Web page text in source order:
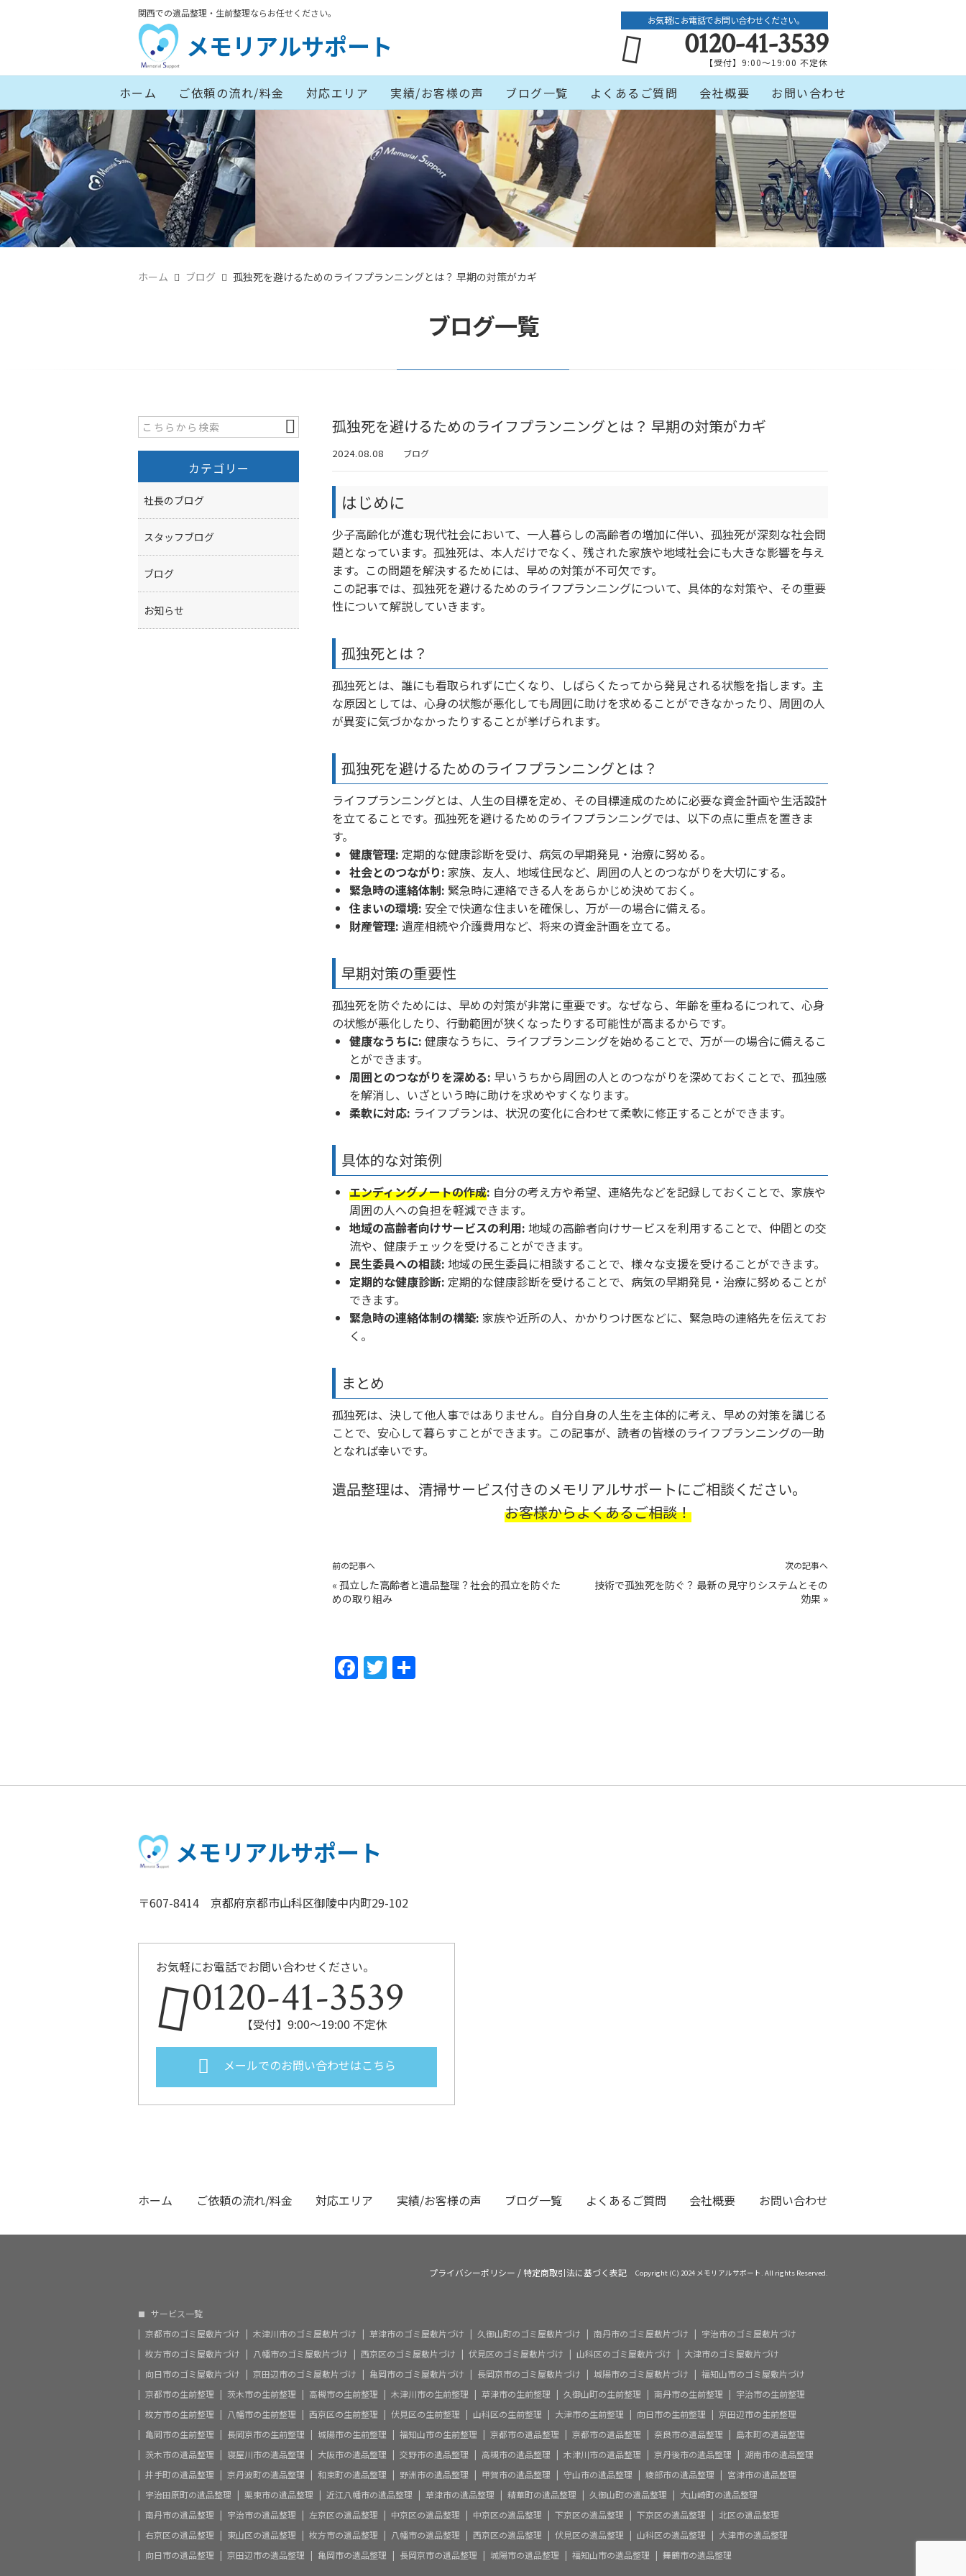
関西での遺品整理・生前整理ならお任せください。
メモリアルサポート
お気軽にお電話でお問い合わせください。
0120-41-3539
【受付】9:00～19:00 不定休
ホーム ご依頼の流れ/料金 対応エリア 実績/お客様の声 ブログ一覧 よくあるご質問 会社概要 お問い合わせ
ホーム ブログ 孤独死を避けるためのライフプランニングとは？ 早期の対策がカギ
ブログ一覧
孤独死を避けるためのライフプランニングとは？ 早期の対策がカギ
2024.08.08 ブログ
はじめに
少子高齢化が進む現代社会において、一人暮らしの高齢者の増加に伴い、孤独死が深刻な社会問
題となっています。孤独死は、本人だけでなく、残された家族や地域社会にも大きな影響を与え
ます。この問題を解決するためには、早めの対策が不可欠です。
この記事では、孤独死を避けるためのライフプランニングについて、具体的な対策や、その重要
性について解説していきます。
孤独死とは？
孤独死とは、誰にも看取られずに亡くなり、しばらくたってから発見される状態を指します。主
な原因としては、心身の状態が悪化しても周囲に助けを求めることができなかったり、周囲の人
が異変に気づかなかったりすることが挙げられます。
孤独死を避けるためのライフプランニングとは？
ライフプランニングとは、人生の目標を定め、その目標達成のために必要な資金計画や生活設計
を立てることです。孤独死を避けるためのライフプランニングでは、以下の点に重点を置きま
す。
健康管理: 定期的な健康診断を受け、病気の早期発見・治療に努める。
社会とのつながり: 家族、友人、地域住民など、周囲の人とのつながりを大切にする。
緊急時の連絡体制: 緊急時に連絡できる人をあらかじめ決めておく。
住まいの環境: 安全で快適な住まいを確保し、万が一の場合に備える。
財産管理: 遺産相続や介護費用など、将来の資金計画を立てる。
早期対策の重要性
孤独死を防ぐためには、早めの対策が非常に重要です。なぜなら、年齢を重ねるにつれて、心身
の状態が悪化したり、行動範囲が狭くなったりする可能性が高まるからです。
健康なうちに: 健康なうちに、ライフプランニングを始めることで、万が一の場合に備えるこ
とができます。
周囲とのつながりを深める: 早いうちから周囲の人とのつながりを深めておくことで、孤独感
を解消し、いざという時に助けを求めやすくなります。
柔軟に対応: ライフプランは、状況の変化に合わせて柔軟に修正することができます。
具体的な対策例
エンディングノートの作成: 自分の考え方や希望、連絡先などを記録しておくことで、家族や
周囲の人への負担を軽減できます。
地域の高齢者向けサービスの利用: 地域の高齢者向けサービスを利用することで、仲間との交
流や、健康チェックを受けることができます。
民生委員への相談: 地域の民生委員に相談することで、様々な支援を受けることができます。
定期的な健康診断: 定期的な健康診断を受けることで、病気の早期発見・治療に努めることが
できます。
緊急時の連絡体制の構築: 家族や近所の人、かかりつけ医などに、緊急時の連絡先を伝えてお
く。
まとめ
孤独死は、決して他人事ではありません。自分自身の人生を主体的に考え、早めの対策を講じる
ことで、安心して暮らすことができます。この記事が、読者の皆様のライフプランニングの一助
となれば幸いです。
遺品整理は、清掃サービス付きのメモリアルサポートにご相談ください。
お客様からよくあるご相談！
前の記事へ
« 孤立した高齢者と遺品整理？社会的孤立を防ぐた
めの取り組み
次の記事へ
技術で孤独死を防ぐ？ 最新の見守りシステムとその
効果 »
F
o
T
カテゴリー
社長のブログ
スタッフブログ
ブログ
お知らせ
メモリアルサポート
〒607-8414 京都府京都市山科区御陵中内町29-102
お気軽にお電話でお問い合わせください。
0120-41-3539
【受付】9:00～19:00 不定休
メールでのお問い合わせはこちら
ホーム ご依頼の流れ/料金 対応エリア 実績/お客様の声 ブログ一覧 よくあるご質問 会社概要 お問い合わせ
プライバシーポリシー /特定商取引法に基づく表記 Copyright (C) 2024 メモリアルサポート. All rights Reserved.
サービス一覧
京都市のゴミ屋敷片づけ
木津川市のゴミ屋敷片づけ 草津市のゴミ屋敷片づけ 久御山町のゴミ屋敷片づけ 南丹市のゴミ屋敷片づけ
宇治市のゴミ屋敷片づけ
枚方市のゴミ屋敷片づけ
八幡市のゴミ屋敷片づけ 西京区のゴミ屋敷片づけ 伏見区のゴミ屋敷片づけ 山科区のゴミ屋敷片づけ
大津市のゴミ屋敷片づけ
向日市のゴミ屋敷片づけ
京田辺市のゴミ屋敷片づけ 亀岡市のゴミ屋敷片づけ 長岡京市のゴミ屋敷片づけ 城陽市のゴミ屋敷片づけ
福知山市のゴミ屋敷片づけ
京都市の生前整理
茨木市の生前整理 高槻市の生前整理 木津川市の生前整理 草津市の生前整理 久御山町の生前整理 南丹市の生前整理
宇治市の生前整理
枚方市の生前整理
八幡市の生前整理 西京区の生前整理 伏見区の生前整理 山科区の生前整理 大津市の生前整理 向日市の生前整理
京田辺市の生前整理
亀岡市の生前整理
長岡京市の生前整理 城陽市の生前整理 福知山市の生前整理 京都市の遺品整理 京都市の遺品整理 奈良市の遺品整理
島本町の遺品整理
茨木市の遺品整理
寝屋川市の遺品整理 大阪市の遺品整理 交野市の遺品整理 高槻市の遺品整理 木津川市の遺品整理 京丹後市の遺品整理
湖南市の遺品整理
井手町の遺品整理
京丹波町の遺品整理 和束町の遺品整理 野洲市の遺品整理 甲賀市の遺品整理 守山市の遺品整理 綾部市の遺品整理
宮津市の遺品整理
宇治田原町の遺品整理
栗東市の遺品整理 近江八幡市の遺品整理 草津市の遺品整理 精華町の遺品整理 久御山町の遺品整理
大山崎町の遺品整理
南丹市の遺品整理
宇治市の遺品整理 左京区の遺品整理 中京区の遺品整理 中京区の遺品整理 下京区の遺品整理 下京区の遺品整理
北区の遺品整理
右京区の遺品整理
東山区の遺品整理 枚方市の遺品整理 八幡市の遺品整理 西京区の遺品整理 伏見区の遺品整理 山科区の遺品整理
大津市の遺品整理
向日市の遺品整理
京田辺市の遺品整理 亀岡市の遺品整理 長岡京市の遺品整理 城陽市の遺品整理 福知山市の遺品整理 舞鶴市の遺品整理